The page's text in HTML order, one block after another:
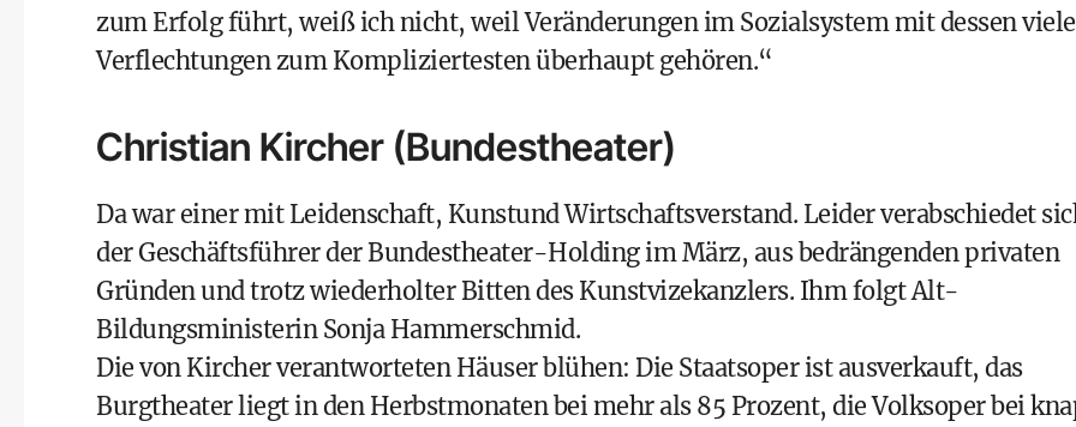
zum Erfolg führt, weiß ich nicht, weil Veränderungen im Sozialsystem mit dessen
Verflechtungen zum Kompliziertesten überhaupt gehören.“
Christian Kircher (Bundestheater)
Da war einer mit Leidenschaft, Kunstund Wirtschaftsverstand. Leider verabschiedet
der Geschäftsführer der Bundestheater-Holding im März, aus bedrängenden privaten
Gründen und trotz wiederholter Bitten des Kunstvizekanzlers. Ihm folgt Alt-
Bildungsministerin Sonja Hammerschmid.
Die von Kircher verantworteten Häuser blühen: Die Staatsoper ist ausverkauft, das
Burgtheater liegt in den Herbstmonaten bei mehr als 85 Prozent, die Volksoper bei